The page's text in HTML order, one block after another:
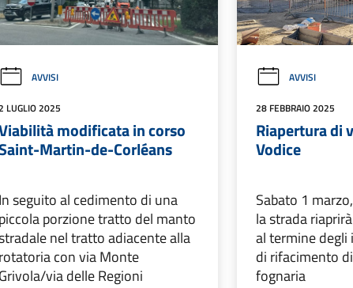
AVVISI
LUGLIO 2025
modificata in corso
Martin-de-Corléans
In seguito al cedimento di una
piccola porzione tratto del manto
nel tratto adiacente alla
rotatoria con via Monte
Grivola/via delle Regioni
AVVISI
28 FEBBRAIO 2025
Riapertura di
Vodice
Sabato 1
la strada
al termine
di rifacimento
fognaria